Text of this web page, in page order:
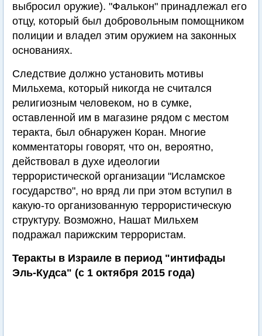
выбросил оружие). "Фалькон" принадлежал его
отцу, который был добровольным помощником
полиции и владел этим оружием на законных
основаниях.
Следствие должно установить мотивы
Мильхема, который никогда не считался
религиозным человеком, но в сумке,
оставленной им в магазине рядом с местом
теракта, был обнаружен Коран. Многие
комментаторы говорят, что он, вероятно,
действовал в духе идеологии
террористической организации "Исламское
государство", но вряд ли при этом вступил в
какую-то организованную террористическую
структуру. Возможно, Нашат Мильхем
подражал парижским террористам.
Теракты в Израиле в период "интифады
Эль-Кудса" (с 1 октября 2015 года)